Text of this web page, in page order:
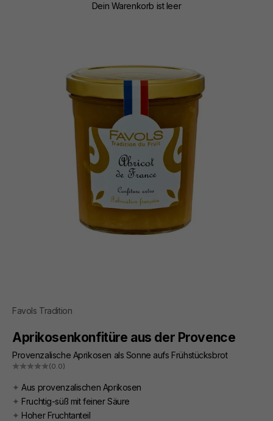
Dein Warenkorb ist leer
Favols Tradition
Aprikosenkonfitüre aus der Provence
Provenzalische Aprikosen als Sonne aufs Frühstücksbrot
(0.0)
✦ Aus provenzalischen Aprikosen
✦ Fruchtig-süß mit feiner Säure
✦ Hoher Fruchtanteil